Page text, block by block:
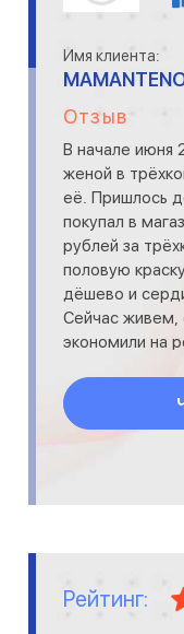
Имя клиента:
Отзыв
В начале июня
женой в
её. Пришлось
покупал в
рублей за
половую
дёшево и
Сейчас живем,
экономили на
Рейтинг: